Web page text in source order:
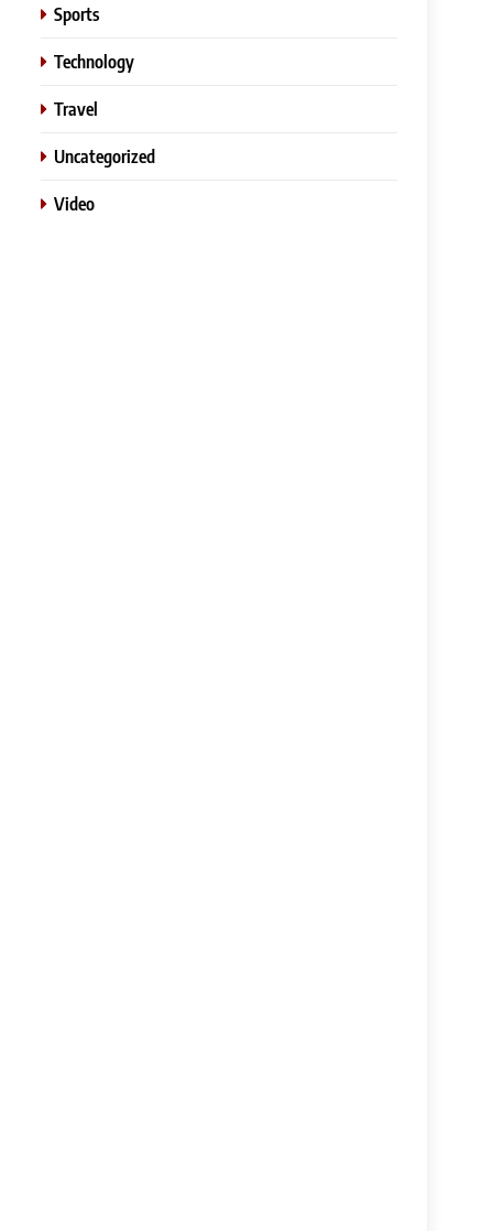
Sports
Technology
Travel
Uncategorized
Video